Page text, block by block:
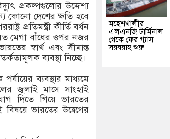
প্রকল্পগুলোর উদ্দেশ্য
কোনো দেশের ক্ষতি হবে
প্রতিমন্ত্রী কীর্তি বর্ধন
মেগা বাঁধের ওপর নজর
স্বার্থ এবং সীমান্ত
ব্যবস্থা নিচ্ছে।
ব্যবস্থার মাধ্যমে
জুলাই মাসে সাংহাই
দিতে গিয়ে ভারতের
বিষয়ে ভারতের উদ্বেগের
মহেশখালীর
এলএনজি টার্মিনাল
থেকে ফের গ্যাস
সরবরাহ শুরু